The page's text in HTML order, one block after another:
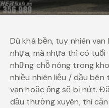
Dù khá bền, tuy nhiên
nhựa, mà nhựa thì có
những chỗ nóng trong
nhiều nhiên liệu / dầu
van hoặc ống sẽ bị nứt.
dầu thường xuyên, thì